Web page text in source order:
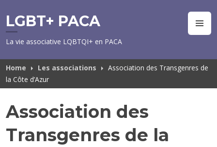
to
content
LGBT+ PACA
La vie associative LQBTQI+ en PACA
Home Les associations
Association des Transgenres de
la Côte d’Azur
Association des
Transgenres de la